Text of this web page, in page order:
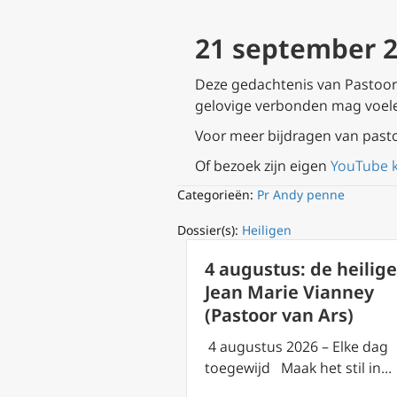
21 september
Deze gedachtenis van
gelovige verbonden mag
Voor meer bijdragen van
Of bezoek zijn eigen YouTube
Categorieën: Pr Andy penne
Dossier(s): Heiligen
4 augustus: de heilige
Jean Marie Vianney
(Pastoor van Ars)
4 augustus 2026 – Elke dag
toegewijd Maak het stil in…